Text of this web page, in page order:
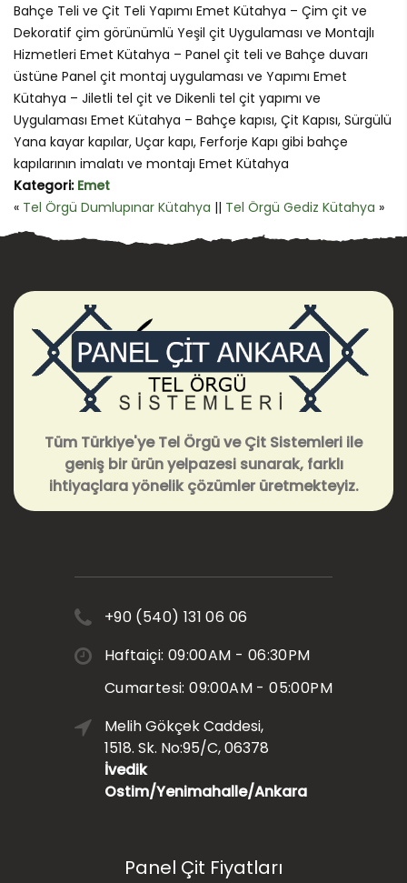
Bahçe Teli ve Çit Teli Yapımı Emet Kütahya – Çim çit ve
Dekoratif çim görünümlü Yeşil çit Uygulaması ve Montajlı
Hizmetleri Emet Kütahya – Panel çit teli ve Bahçe duvarı
üstüne Panel çit montaj uygulaması ve Yapımı Emet
Kütahya – Jiletli tel çit ve Dikenli tel çit yapımı ve
Uygulaması Emet Kütahya – Bahçe kapısı, Çit Kapısı, Sürgülü
Yana kayar kapılar, Uçar kapı, Ferforje Kapı gibi bahçe
kapılarının imalatı ve montajı Emet Kütahya
Kategori: Emet
« Tel Örgü Dumlupınar Kütahya || Tel Örgü Gediz Kütahya »
Tüm Türkiye'ye Tel Örgü ve Çit Sistemleri ile
geniş bir ürün yelpazesi sunarak, farklı
ihtiyaçlara yönelik çözümler üretmekteyiz.
+90 (540) 131 06 06
Haftaiçi: 09:00AM - 06:30PM
Cumartesi: 09:00AM - 05:00PM
Melih Gökçek Caddesi,
1518. Sk. No:95/C, 06378
İvedik
Ostim/Yenimahalle/Ankara
Panel Çit Fiyatları